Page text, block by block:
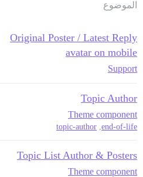
الموضوع
Original Poster / Latest Reply
avatar on mobile
Support
Topic Author
Theme component
end-of-life
topic-author
Topic List Author & Posters
Theme component